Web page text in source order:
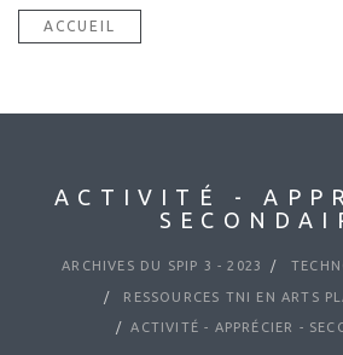
ACCUEIL
ACTIVITÉ -
ARCHIVES DU SPIP 3 - 2023
RESSOURCES TNI EN ARTS
ACTIVITÉ - APPRÉCIER -